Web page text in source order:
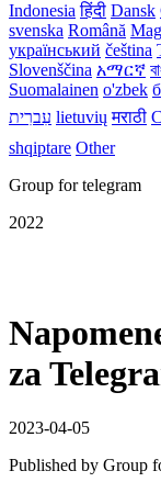
Indonesia हिंदी Dansk‎
svenska Română
український čeština
Slovenščina አማርኛ
Suomalainen o'zbek
עִברִית lietuvių मराठी
shqiptare Other
Group for telegram
2022
za
2023-04-05
Published by Group